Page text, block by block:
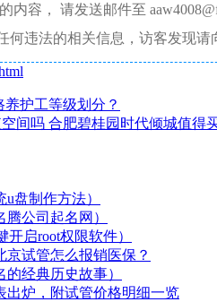
内容， 请发送邮件至
何违法的相关信息，访客发现请
护工等级划分？
间吗 合肥碧桂园时代倾城值得
盘制作方法）
公司起名网）
启root权限软件）
试管怎么报销医保？
经典历史故事）
出炉，附试管价格明细一览